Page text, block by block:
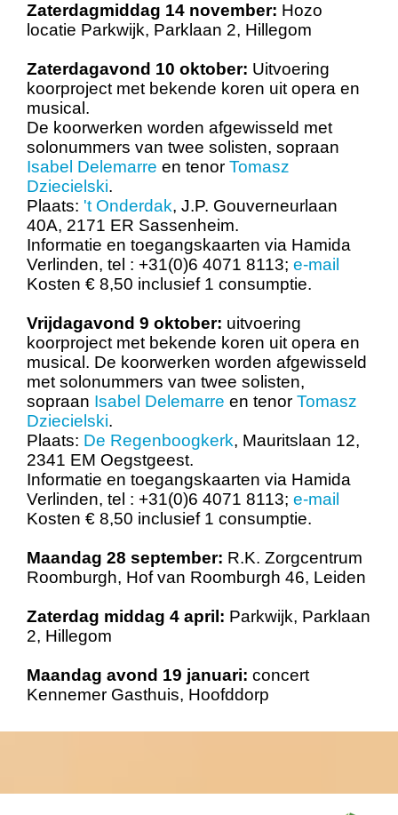
Zaterdagmiddag 14 november: Hozo
locatie Parkwijk, Parklaan 2, Hillegom
Zaterdagavond 10 oktober: Uitvoering
koorproject met bekende koren uit opera en
musical.
De koorwerken worden afgewisseld met
solonummers van twee solisten, sopraan
Isabel Delemarre en tenor Tomasz
Dziecielski.
Plaats: 't Onderdak, J.P. Gouverneurlaan
40A, 2171 ER Sassenheim.
Informatie en toegangskaarten via Hamida
Verlinden, tel : +31(0)6 4071 8113; e-mail
Kosten € 8,50 inclusief 1 consumptie.
Vrijdagavond 9 oktober: uitvoering
koorproject met bekende koren uit opera en
musical. De koorwerken worden afgewisseld
met solonummers van twee solisten,
sopraan Isabel Delemarre en tenor Tomasz
Dziecielski.
Plaats: De Regenboogkerk, Mauritslaan 12,
2341 EM Oegstgeest.
Informatie en toegangskaarten via Hamida
Verlinden, tel : +31(0)6 4071 8113; e-mail
Kosten € 8,50 inclusief 1 consumptie.
Maandag 28 september: R.K. Zorgcentrum
Roomburgh, Hof van Roomburgh 46, Leiden
Zaterdag middag 4 april: Parkwijk, Parklaan
2, Hillegom
Maandag avond 19 januari: concert
Kennemer Gasthuis, Hoofddorp